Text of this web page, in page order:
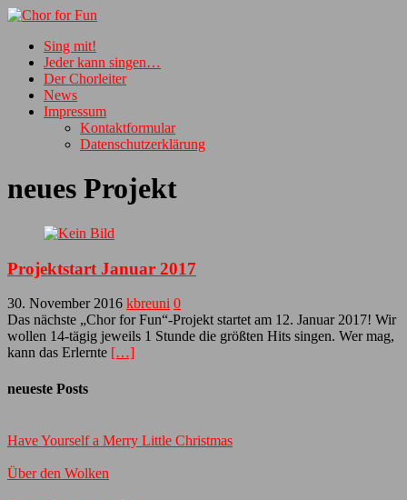
Sing mit!
Jeder kann singen…
Der Chorleiter
News
Impressum
Kontaktformular
Datenschutzerklärung
neues Projekt
Projektstart Januar 2017
30. November 2016 kbreuni 0
Das nächste „Chor for Fun“-Projekt startet am 12. Januar 2017! Wir
wollen 14-tägig jeweils 1 Stunde die größten Hits singen. Wer mag,
kann das Erlernte […]
neueste Posts
Have Yourself a Merry Little Christmas
Über den Wolken